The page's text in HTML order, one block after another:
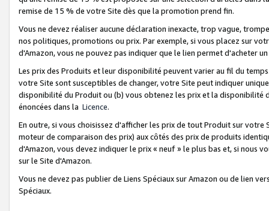
remise de 15 % de votre Site dès que la promotion prend fin.
Vous ne devez réaliser aucune déclaration inexacte, trop vague,
nos politiques, promotions ou prix. Par exemple, si vous placez sur
d'Amazon, vous ne pouvez pas indiquer que le lien permet d'acheter
Les prix des Produits et leur disponibilité peuvent varier au fil du
votre Site sont susceptibles de changer, votre Site peut indiquer
disponibilité du Produit ou (b) vous obtenez les prix et la disponibilité
énoncées dans la Licence.
En outre, si vous choisissez d'afficher les prix de tout Produit sur
moteur de comparaison des prix) aux côtés des prix de produits
d'Amazon, vous devez indiquer le prix « neuf » le plus bas et, si nous
sur le Site d'Amazon.
Vous ne devez pas publier de Liens Spéciaux sur Amazon ou de lien
Spéciaux.